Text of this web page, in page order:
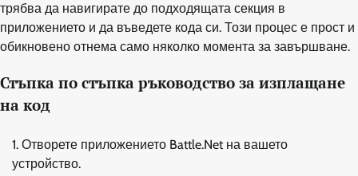
трябва да навигирате до подходящата секция в
приложението и да въведете кода си. Този процес е прост и
обикновено отнема само няколко момента за завършване.
Стъпка по стъпка ръководство за изплащане
на код
Отворете приложението Battle.Net на вашето
устройство.